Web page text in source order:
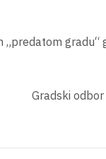
„predatom gradu“